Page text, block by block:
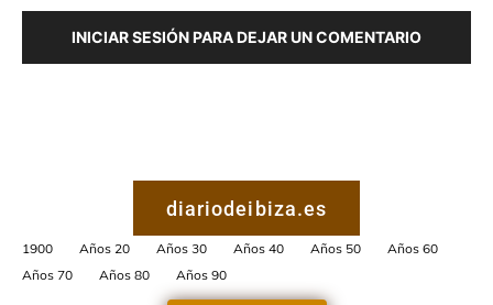
INICIAR SESIÓN PARA DEJAR UN COMENTARIO
diariodeibiza.es
1900 Años 20 Años 30 Años 40 Años 50
Años 60
Años 70
Años 80 Años 90